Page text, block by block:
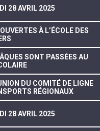
28 AVRIL 2025
À L’ÉCOLE DES
SONT PASSÉES AU
DU COMITÉ DE LIGNE
RÉGIONAUX
28 AVRIL 2025